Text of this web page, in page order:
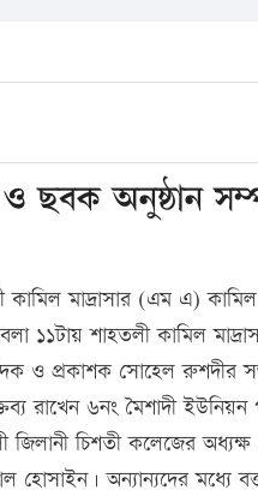
ও ছবক অনুষ্ঠান
কামিল মাদ্রাসার (এম এ)
১১টায় শাহতলী কামিল
ও প্রকাশক সোহেল রুশদীর
রাখেন ৬নং মৈশাদী ইউনিয়ন
জিলানী চিশতী কলেজের
হোসাইন। অন্যান্যদের মধ্যে